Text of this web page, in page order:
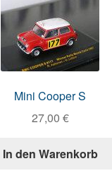
Mini Cooper S
27,00 €
In den Warenkorb